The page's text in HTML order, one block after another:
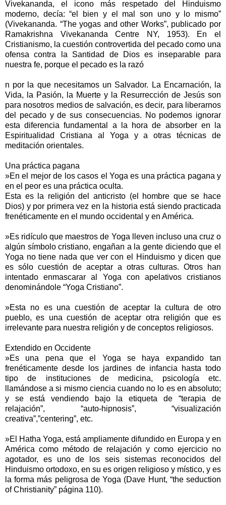
Vivekananda, el icono más respetado del Hinduismo
moderno, decía: “el bien y el mal son uno y lo mismo”
(Vivekananda. “The yogas and other Works”, publicado por
Ramakrishna Vivekananda Centre NY, 1953). En el
Cristianismo, la cuestión controvertida del pecado como una
ofensa contra la Santidad de Dios es inseparable para
nuestra fe, porque el pecado es la razó
n por la que necesitamos un Salvador. La Encarnación, la
Vida, la Pasión, la Muerte y la Resurrección de Jesús son
para nosotros medios de salvación, es decir, para liberarnos
del pecado y de sus consecuencias. No podemos ignorar
esta diferencia fundamental a la hora de absorber en la
Espiritualidad Cristiana al Yoga y a otras técnicas de
meditación orientales.
Una práctica pagana
»En el mejor de los casos el Yoga es una práctica pagana y
en el peor es una práctica oculta.
Esta es la religión del anticristo (el hombre que se hace
Dios) y por primera vez en la historia está siendo practicada
frenéticamente en el mundo occidental y en América.
»Es ridículo que maestros de Yoga lleven incluso una cruz o
algún símbolo cristiano, engañan a la gente diciendo que el
Yoga no tiene nada que ver con el Hinduismo y dicen que
es sólo cuestión de aceptar a otras culturas. Otros han
intentado enmascarar al Yoga con apelativos cristianos
denominándole “Yoga Cristiano”.
»Esta no es una cuestión de aceptar la cultura de otro
pueblo, es una cuestión de aceptar otra religión que es
irrelevante para nuestra religión y de conceptos religiosos.
Extendido en Occidente
»Es una pena que el Yoga se haya expandido tan
frenéticamente desde los jardines de infancia hasta todo
tipo de instituciones de medicina, psicología etc.
llamándose a si mismo ciencia cuando no lo es en absoluto;
y se está vendiendo bajo la etiqueta de “terapia de
relajación”, “auto-hipnosis”, “visualización
creativa”,”centering”, etc.
»El Hatha Yoga, está ampliamente difundido en Europa y en
América como método de relajación y como ejercicio no
agotador, es uno de los seis sistemas reconocidos del
Hinduismo ortodoxo, en su es origen religioso y místico, y es
la forma más peligrosa de Yoga (Dave Hunt, “the seduction
of Christianity” página 110).